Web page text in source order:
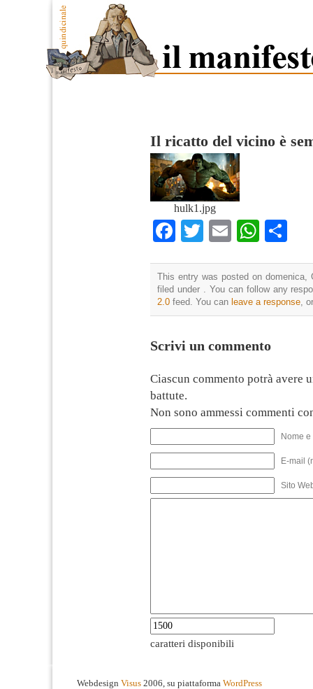
Il ricatto del vicino è
hulk1.jpg
Facebook
TwitterEmail
This entry was posted on
filed under . You can follow any
2.0 feed. You can leave a response ,
Scrivi un commento
Ciascun commento potrà avere
battute.
Non sono ammessi commenti
Nome
E-mail
Sito
caratteri disponibili
Webdesign Visus 2006, su piattaforma WordPress